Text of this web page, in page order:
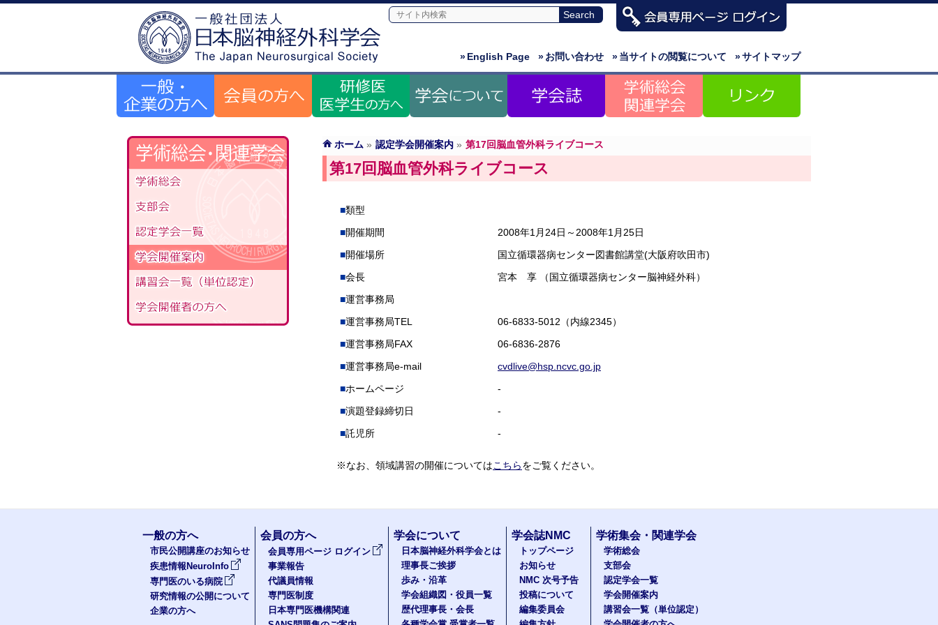
»サイトマップ
»当サイトの閲覧について
»お問い合わせ
»English Page
ホーム » 認定学会開催案内 » 第17回脳血管外科ライブコース
第17回脳血管外科ライブコース
類型
開催期間
2008年1月24日～2008年1月25日
開催場所
国立循環器病センター図書館講堂(大阪府吹田市)
会長
宮本 享 （国立循環器病センター脳神経外科）
運営事務局
運営事務局TEL
06-6833-5012（内線2345）
運営事務局FAX
06-6836-2876
運営事務局e-mail
cvdlive@hsp.ncvc.go.jp
ホームページ
-
演題登録締切日
-
託児所
-
※なお、領域講習の開催についてはこちらをご覧ください。
一般の方へ
市民公開講座のお知らせ
疾患情報NeuroInfo
専門医のいる病院
研究情報の公開について
企業の方へ
会員の方へ
会員専用ページ ログイン
事業報告
代議員情報
専門医制度
日本専門医機構関連
学会について
日本脳神経外科学会とは
理事長ご挨拶
歩み・沿革
学会組織図・役員一覧
歴代理事長・会長
学会誌NMC
トップページ
お知らせ
NMC 次号予告
投稿について
編集委員会
学術集会・関連学会
学術総会
支部会
認定学会一覧
学会開催案内
講習会一覧（単位認定）